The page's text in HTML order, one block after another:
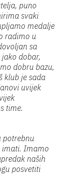
puno
svaki
medalje
radimo u
sa
dobar,
dobru bazu,
klub je sada
uvijek
time.
potrebnu
imati. Imamo
naših
posvetiti